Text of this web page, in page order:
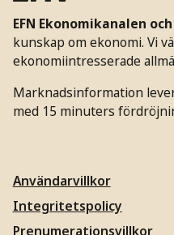
EFN Ekonomikanalen
kunskap om ekonomi. Vi
ekonomiintresserade
Marknadsinformation
med 15 minuters
Användarvillkor
Integritetspolicy
Prenumerationsvillkor